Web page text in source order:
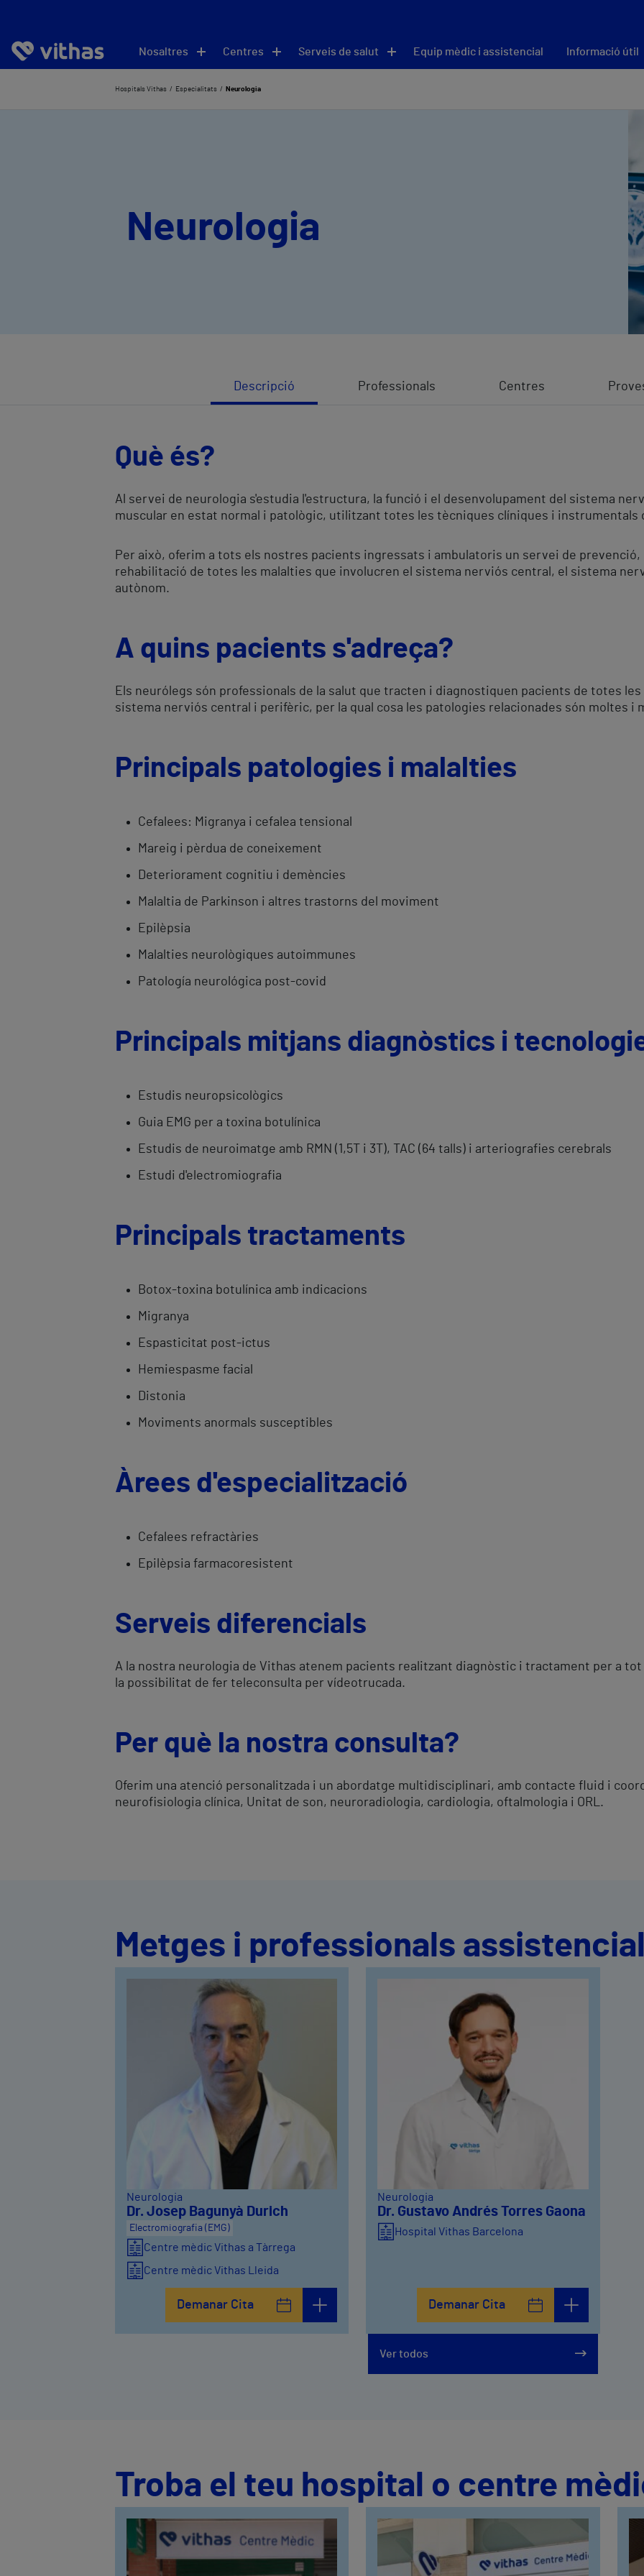
Nosaltres Centres Serveis de salut Equip mèdic i assistencial Informació útil
Hospitals Vithas Especialitats Neurologia
Neurologia
Descripció Professionals Centres
Què és?
Al servei de neurologia s'estudia l'estructura, la funció i el desenvolupament del sistema
muscular en estat normal i patològic, utilitzant totes les tècniques clíniques i
Per això, oferim a tots els nostres pacients ingressats i ambulatoris un servei de
rehabilitació de totes les malalties que involucren el sistema nerviós central, el sistema
autònom.
A quins pacients s'adreça?
Els neurólegs són professionals de la salut que tracten i diagnostiquen pacients de totes
sistema nerviós central i perifèric, per la qual cosa les patologies relacionades són moltes i
Principals patologies i malalties
Cefalees: Migranya i cefalea tensional
Mareig i pèrdua de coneixement
Deteriorament cognitiu i demències
Malaltia de Parkinson i altres trastorns del moviment
Epilèpsia
Malalties neurològiques autoimmunes
Patología neurológica post-covid
Principals mitjans diagnòstics i
Estudis neuropsicològics
Guia EMG per a toxina botulínica
Estudis de neuroimatge amb RMN (1,5T i 3T), TAC (64 talls) i arteriografies cerebrals
Estudi d'electromiografia
Principals tractaments
Botox-toxina botulínica amb indicacions
Migranya
Espasticitat post-ictus
Hemiespasme facial
Distonia
Moviments anormals susceptibles
Àrees d'especialització
Cefalees refractàries
Epilèpsia farmacoresistent
Serveis diferencials
A la nostra neurologia de Vithas atenem pacients realitzant diagnòstic i tractament per a
la possibilitat de fer teleconsulta per vídeotrucada.
Per què la nostra consulta?
Oferim una atenció personalitzada i un abordatge multidisciplinari, amb contacte fluid i
neurofisiologia clínica, Unitat de son, neuroradiologia, cardiologia, oftalmologia i ORL.
Metges i professionals
Neurologia
Dr. Josep Bagunyà Durich
Electromiografia (EMG)
Centre mèdic Vithas a Tàrrega
Centre mèdic Vithas Lleida
Demanar Cita
Neurologia
Dr. Gustavo Andrés Torres Gaona
Hospital Vithas Barcelona
Demanar Cita
Ver todos
Troba el teu hospital o centre